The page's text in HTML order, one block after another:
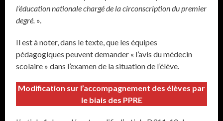
l’éducation nationale chargé de la circonscription du premier
degré. ».
Il est à noter, dans le texte, que les équipes
pédagogiques peuvent demander « l’avis du médecin
scolaire » dans l’examen de la situation de l’élève.
Modification sur l’accompagnement des élèves par
le biais des PPRE